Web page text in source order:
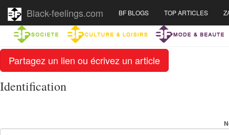
Partagez un lien ou écrivez un article
Black-feelings.com BF BLOGS TOP ARTICLES
Identification